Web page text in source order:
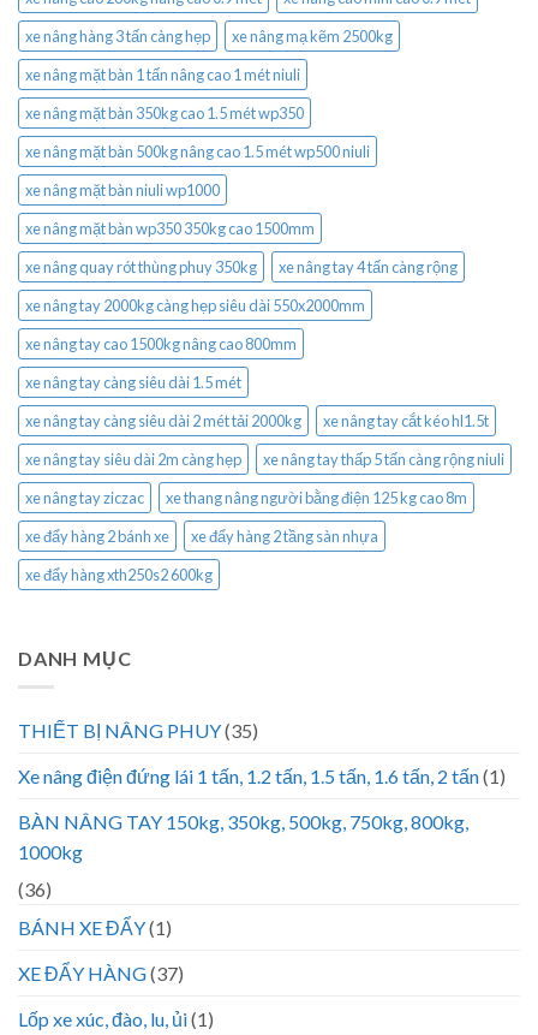
xe nâng hàng 3 tấn càng hẹp
xe nâng mạ kẽm 2500kg
xe nâng mặt bàn 1 tấn nâng cao 1 mét niuli
xe nâng mặt bàn 350kg cao 1.5 mét wp350
xe nâng mặt bàn 500kg nâng cao 1.5 mét wp500 niuli
xe nâng mặt bàn niuli wp1000
xe nâng mặt bàn wp350 350kg cao 1500mm
xe nâng quay rót thùng phuy 350kg
xe nâng tay 4 tấn càng rộng
xe nâng tay 2000kg càng hẹp siêu dài 550x2000mm
xe nâng tay cao 1500kg nâng cao 800mm
xe nâng tay càng siêu dài 1.5 mét
xe nâng tay càng siêu dài 2 mét tải 2000kg
xe nâng tay cắt kéo hl1.5t
xe nâng tay siêu dài 2m càng hẹp
xe nâng tay thấp 5 tấn càng rộng niuli
xe nâng tay ziczac
xe thang nâng người bằng điện 125 kg cao 8m
xe đẩy hàng 2 bánh xe
xe đẩy hàng 2 tầng sàn nhựa
xe đẩy hàng xth250s2 600kg
DANH MỤC
THIẾT BỊ NÂNG PHUY(35)
Xe nâng điện đứng lái 1 tấn, 1.2 tấn, 1.5 tấn, 1.6 tấn, 2 tấn(1)
BÀN NÂNG TAY 150kg, 350kg, 500kg, 750kg, 800kg,
1000kg
(36)
BÁNH XE ĐẨY(1)
XE ĐẨY HÀNG(37)
Lốp xe xúc, đào, lu, ủi(1)